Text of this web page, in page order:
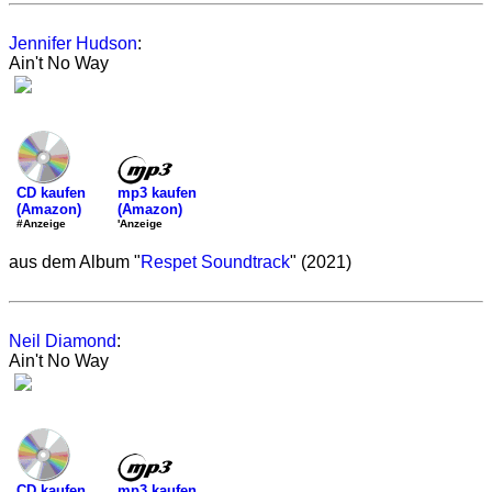
Jennifer Hudson:
Ain't No Way
CD kaufen
(Amazon)
#Anzeige
mp3 kaufen
(Amazon)
'Anzeige
aus dem Album "Respet Soundtrack" (2021)
Neil Diamond:
Ain't No Way